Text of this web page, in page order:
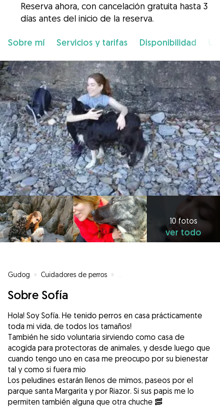
Reserva ahora, con cancelación gratuita hasta 3
días antes del inicio de la reserva.
Sobre mí Servicios y tarifas Disponibilidad
10 fotos
ver todo
Gudog » Cuidadores de perros »
Sobre Sofía
Hola! Soy Sofía. He tenido perros en casa prácticamente
toda mi vida, de todos los tamaños!
También he sido voluntaria sirviendo como casa de
acogida para protectoras de animales, y desde luego que
cuando tengo uno en casa me preocupo por su bienestar
tal y como si fuera mio
Los peludines estarán llenos de mimos, paseos por el
parque santa Margarita y por Riazor. Si sus papis me lo
permiten también alguna que otra chuche 🥓